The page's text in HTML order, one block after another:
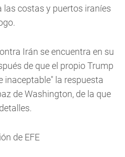
las costas y puertos iraníes
Irán se encuentra en su
de que el propio Trump
inaceptable" la respuesta
de Washington, de la que
de EFE